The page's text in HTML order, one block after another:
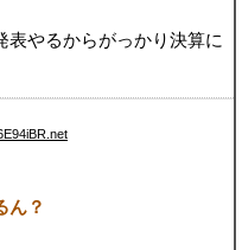
表やるからがっかり決算に
ん？